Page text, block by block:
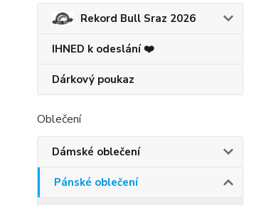
Rekord Bull Sraz 2026
IHNED k odeslání ❤️
Dárkový poukaz
Oblečení
Dámské oblečení
Pánské oblečení